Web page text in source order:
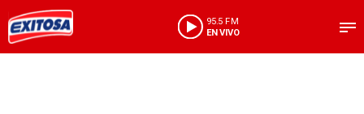
95.5 FM
EN VIVO